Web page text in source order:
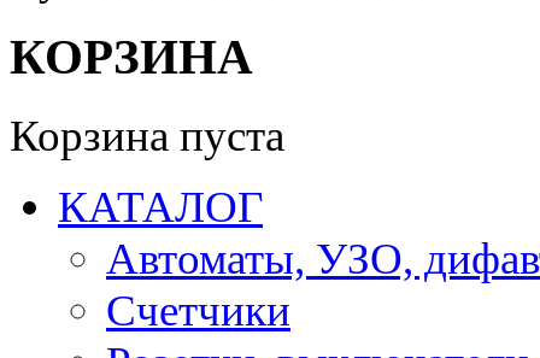
КОРЗИНА
Корзина пуста
КАТАЛОГ
Автоматы, УЗО,
Счетчики